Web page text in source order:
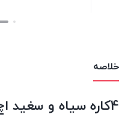
خلاصه
4کاره سیاه و سغید اچ پی مدل M127fn